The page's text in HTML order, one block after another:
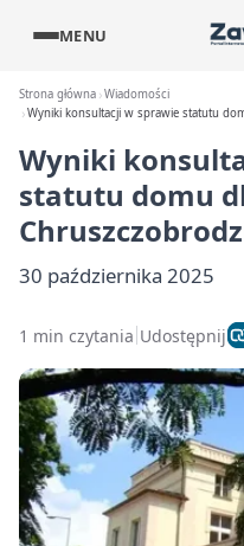
MENU
Strona główna Wiadomości
Wyniki konsultacji w sprawie statutu
Wyniki
statutu domu
30 października 2025
1 min czytania Udostępnij